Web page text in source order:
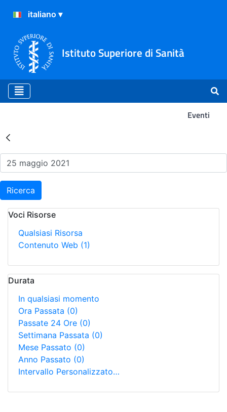
Istituto Superiore di Sanità
Eventi
Risultati della Ricerca -
Ricerca
Voci Risorse
Qualsiasi Risorsa
Contenuto Web (1)
Durata
In qualsiasi momento
Ora Passata (0)
Passate 24 Ore (0)
Settimana Passata (0)
Mese Passato (0)
Anno Passato (0)
Intervallo Personalizzato…